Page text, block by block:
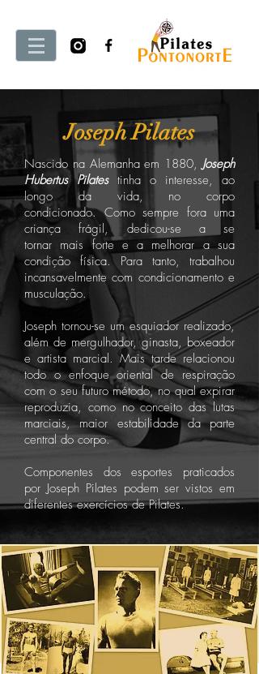
Joseph Pilates
Nascido na Alemanha em 1880,Joseph
Hubertus Pilatestinha o interesse, ao
longo da vida, no corpo
condicionado. Como sempre fora uma
criança frágil, dedicou-se a se
tornar mais forte e a melhorar a sua
condição física. Para tanto, trabalhou
incansavelmente com condicionamento e
musculação.
Joseph tornou-se um esquiador realizado,
além de mergulhador, ginasta, boxeador
e artista marcial. Mais tarde relacionou
todo o enfoque oriental de respiração
com o seu futuro método, no qual expirar
reproduzia, como no conceito das lutas
marciais, maior estabilidade da parte
central do corpo.
Componentes dos esportes praticados
por Joseph Pilates podem ser vistos em
diferentes exercícios de Pilates.